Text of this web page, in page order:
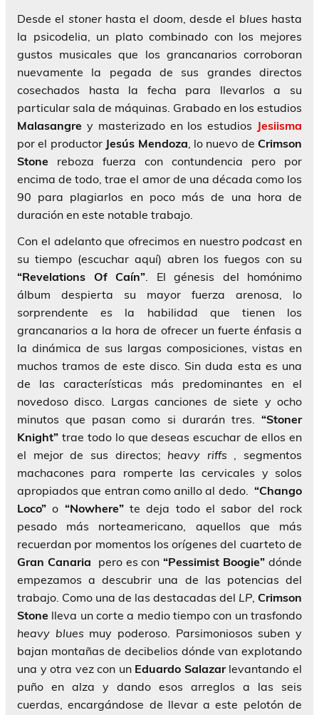
Desde el stonerhasta el doom , desde el blues hasta
la psicodelia, un plato combinado con los mejores
gustos musicales que los grancanarios corroboran
nuevamente la pegada de sus grandes directos
cosechados hasta la fecha para llevarlos a su
particular sala de máquinas. Grabado en los estudios
Malasangre y masterizado en los estudios Jesiisma
por el productor Jesús Mendoza , lo nuevo de Crimson
Stone reboza fuerza con contundencia pero por
encima de todo, trae el amor de una década como los
90 para plagiarlos en poco más de una hora de
duración en este notable trabajo.
Con el adelanto que ofrecimos en nuestro podcast en
su tiempo (escuchar aquí) abren los fuegos con su
“Revelations Of Caín” . El génesis del homónimo
álbum despierta su mayor fuerza arenosa, lo
sorprendente es la habilidad que tienen los
grancanarios a la hora de ofrecer un fuerte énfasis a
la dinámica de sus largas composiciones, vistas en
muchos tramos de este disco. Sin duda esta es una
de las características más predominantes en el
novedoso disco. Largas canciones de siete y ocho
minutos que pasan como si durarán tres. “Stoner
Knight” trae todo lo que deseas escuchar de ellos en
el mejor de sus directos; heavy riffs , segmentos
machacones para romperte las cervicales y solos
apropiados que entran como anillo al dedo. “Chango
Loco”o “Nowhere”te deja todo el sabor del rock
pesado más norteamericano, aquellos que más
recuerdan por momentos los orígenes del cuarteto de
Gran Canaria pero es con“Pessimist Boogie” dónde
empezamos a descubrir una de las potencias del
trabajo. Como una de las destacadas del LP Crimson
Stone lleva un corte a medio tiempo con un trasfondo
heavy blues muy poderoso. Parsimoniosos suben y
bajan montañas de decibelios dónde van explotando
una y otra vez con un Eduardo Salazarlevantando el
puño en alza y dando esos arreglos a las seis
cuerdas, encargándose de llevar a este pelotón de